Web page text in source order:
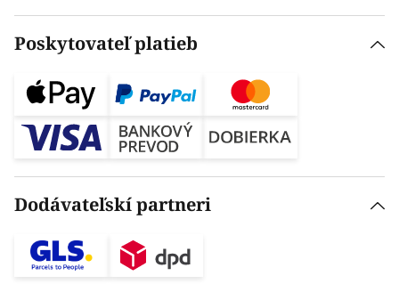
Poskytovateľ platieb
Dodávateľskí partneri